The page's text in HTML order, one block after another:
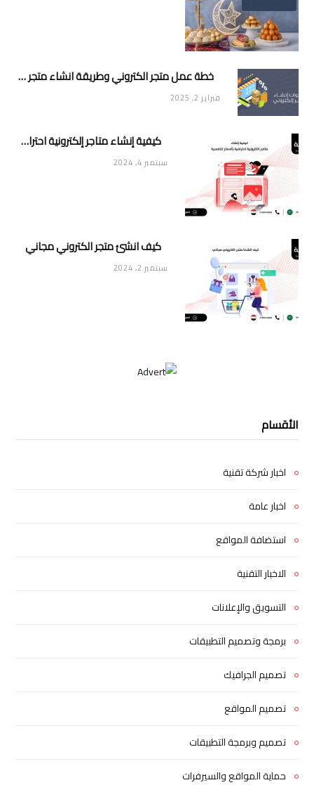
خطة عمل متجر الكتروني وطريقة انشاء متجر خاص ناجح ومميز
فبراير 2, 2025
كيفية إنشاء متاجر إلكترونية احترافية بأسعار تنافسية
سبتمبر 4, 2024
كيف انشئ متجر الكتروني مجاني
سبتمبر 2, 2024
الأقسام
اخبار شركة تقنية
اخبار عامة
استضافة المواقع
الاخبار التقنية
التسويق والإعلانات
برمجة وتصميم التطبيقات
تصميم الجرافيك
تصميم المواقع
تصميم وبرمجة التطبيقات
حماية المواقع والسيرفرات